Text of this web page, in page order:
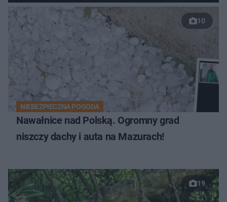
10
NIEBEZPIECZNA POGODA
Nawałnice nad Polską. Ogromny grad
niszczy dachy i auta na Mazurach!
19